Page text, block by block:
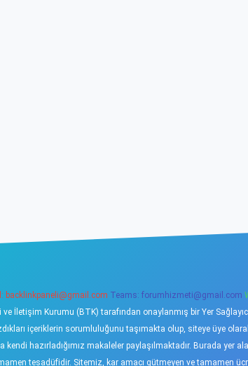
backlinkpaneli@gmail.com Teams: forumhizmeti@gmail.com
İletişim Kurumu (BTK) tarafından onaylanmış bir Yer
içeriklerin sorumluluğunu taşımakta olup, siteye üye
kendi hazırladığımız makaleler paylaşılmaktadır. Burada
tesadüfidir. Sitemiz, kar amacı gütmeyen ve tamamen